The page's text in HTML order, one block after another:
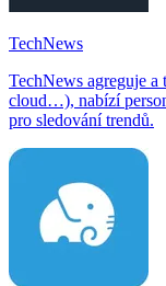
TechNews
TechNews agreguje
cloud…), nabízí
pro sledování trendů.